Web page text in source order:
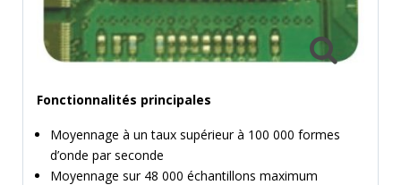
MARQUES
ACTUALITÉS
Fonctionnalités principales
Moyennage à un taux supérieur à 100 000 formes
d’onde par seconde
Moyennage sur 48 000 échantillons maximum